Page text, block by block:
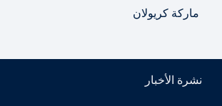
ماركة كريولان
نشرة الأخبار